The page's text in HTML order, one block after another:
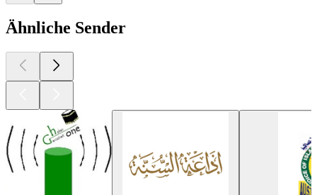
Ähnliche Sender